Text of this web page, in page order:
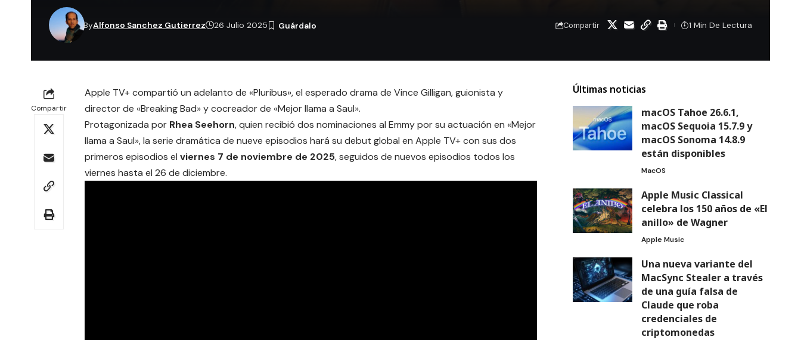
ByAlfonso Sanchez Gutierrez 26 Julio 2025 Compartir 1 Min De Lectura
Compartir
Apple TV+ compartió un adelanto de «Pluribus», el esperado drama de Vince Gilligan, guionista y
director de «Breaking Bad» y cocreador de «Mejor llama a Saul».
Protagonizada por Rhea Seehorn, quien recibió dos nominaciones al Emmy por su actuación en «Mejor
llama a Saul», la serie dramática de nueve episodios hará su debut global en Apple TV+ con sus dos
primeros episodios el viernes 7 de noviembre de 2025, seguidos de nuevos episodios todos los
viernes hasta el 26 de diciembre.
Últimas noticias
macOS Tahoe 26.6.1,
macOS Sequoia 15.7.9 y
macOS Sonoma 14.8.9
están disponibles
MacOS
Apple Music Classical
celebra los 150 años de «El
anillo» de Wagner
Apple Music
Una nueva variante del
MacSync Stealer a través
de una guía falsa de
Claude que roba
credenciales de
criptomonedas